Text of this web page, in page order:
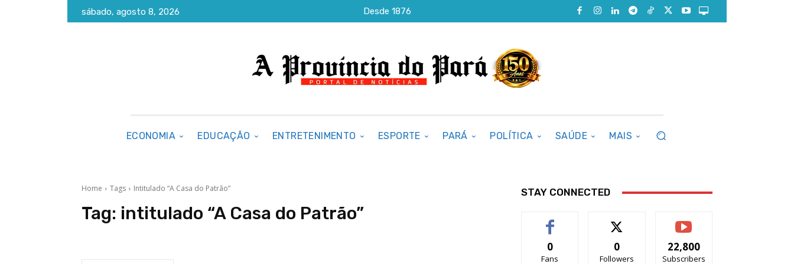
sábado, agosto 8, 2026 Desde 1876
ECONOMIA EDUCAÇÃO ENTRETENIMENTO ESPORTE PARÁ POLÍTICA SAÚDE MAIS
Home Tags Intitulado “A Casa do Patrão”
Tag: intitulado “A Casa do Patrão”
STAY CONNECTED
0
Fans
0
Followers
22,800
Subscribers